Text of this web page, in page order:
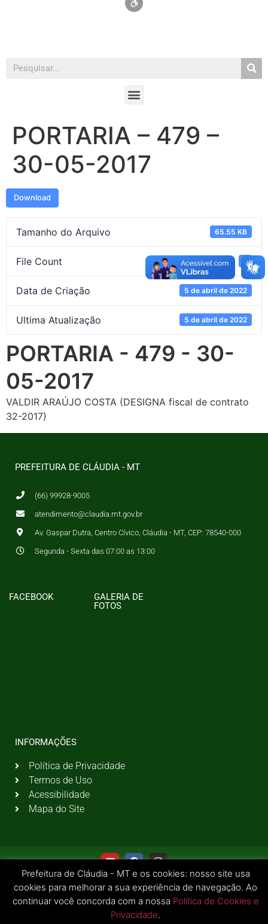
PORTARIA – 479 –
30-05-2017
Download
Tamanho do Arquivo 65.55 KB
File Count 1
Data de Criação 5 de abril de 2022
Ultima Atualização 5 de abril de 2022
PORTARIA - 479 - 30-
05-2017
VALDIR ARAÚJO COSTA (DESIGNA fiscal de contrato
32-2017)
PREFEITURA DE CLÁUDIA - MT
(66) 99928-9005
atendimento@claudia.mt.gov.br
Av. Gaspar Dutra, Centro Cívico, Cláudia - MT, CEP: 78540-000
Segunda - Sexta das 07:00 as 13:00
FACEBOOK
GALERIA DE
FOTOS
INFORMAÇÕES
Política de Privacidade
Termos de Uso
Acessibilidade
Mapa do Site
Prefeitura de Cláudia - MT e os cookies: nosso site usa
cookies para melhorar a sua experiência de navegação. Ao
continuar você concorda com a nossa Política de Cookies e
Privacidade.